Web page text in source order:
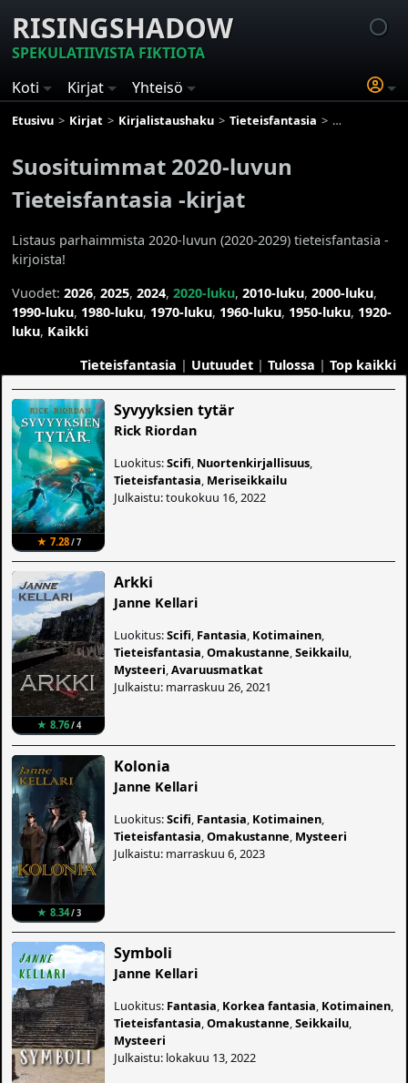
RISINGSHADOW
SPEKULATIIVISTA FIKTIOTA
Koti
Kirjat Yhteisö
Etusivu Kirjat Kirjalistaushaku Tieteisfantasia
Suosituimmat 2020-luvun
Tieteisfantasia -kirjat
Listaus parhaimmista 2020-luvun (2020-2029) tieteisfantasia -
kirjoista!
Vuodet:2026,2025,2024,2020-luku,2010-luku,2000-luku,
1990-luku, 1980-luku, 1970-luku, 1960-luku, 1950-luku, 1920-
luku, Kaikki
Tieteisfantasia | Uutuudet| Tulossa | Top kaikki
★ 7.28/ 7
Syvyyksien tytär
Rick Riordan
Luokitus:Scifi Nuortenkirjallisuus
Tieteisfantasia Meriseikkailu
Julkaistu: toukokuu 16, 2022
★ 8.76/ 4
Arkki
Janne Kellari
Luokitus:Scifi Fantasia Kotimainen
Tieteisfantasia ,Omakustanne ,Seikkailu
Mysteeri ,Avaruusmatkat
Julkaistu: marraskuu 26, 2021
★ 8.34/ 3
Kolonia
Janne Kellari
Luokitus:Scifi Fantasia Kotimainen
Tieteisfantasia ,Omakustanne Mysteeri
Julkaistu: marraskuu 6, 2023
Symboli
Janne Kellari
Luokitus: Fantasia Korkea fantasia Kotimainen
Tieteisfantasia ,Omakustanne ,Seikkailu
Mysteeri
Julkaistu: lokakuu 13, 2022